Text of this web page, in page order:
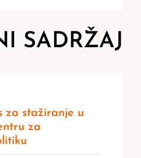
SADRŽAJ
za stažiranje u
za